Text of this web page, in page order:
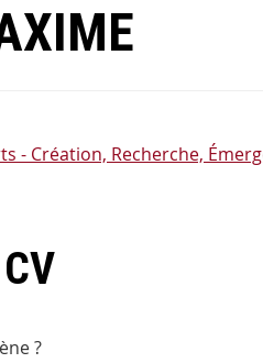
- Création, Recherche,
?